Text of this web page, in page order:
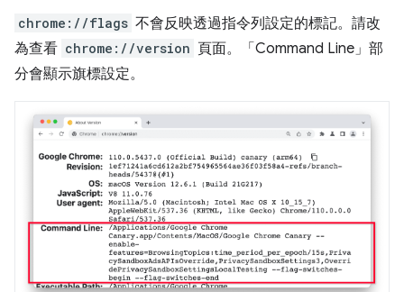
chrome://flags 不會反映透過指令列設定的標記。請改
為查看 chrome://version 頁面。「Command Line」 部
分會顯示旗標設定。